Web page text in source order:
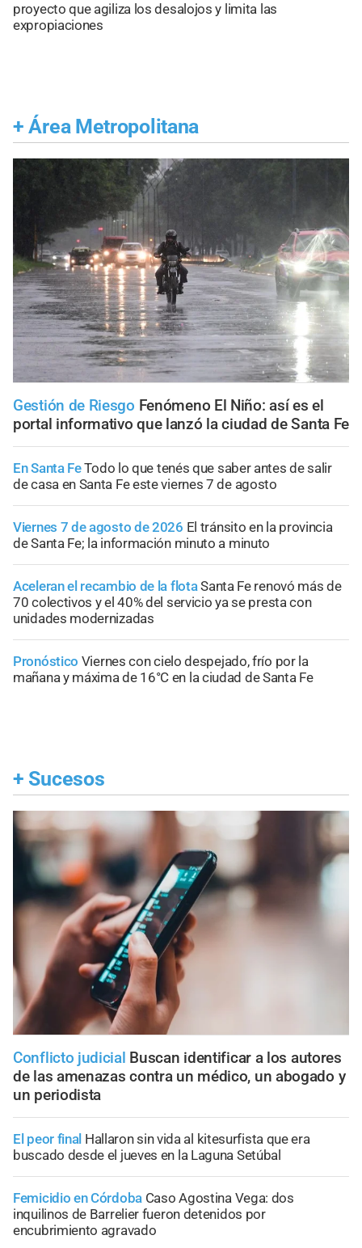
proyecto que agiliza los desalojos y limita las
expropiaciones
+ Área Metropolitana
Gestión de Riesgo Fenómeno El Niño: así es el
portal informativo que lanzó la ciudad de Santa Fe
En Santa FeTodo lo que tenés que saber antes de salir
de casa en Santa Fe este viernes 7 de agosto
Viernes 7 de agosto de 2026 El tránsito en la provincia
de Santa Fe; la información minuto a minuto
Aceleran el recambio de la flotaSanta Fe renovó más de
70 colectivos y el 40% del servicio ya se presta con
unidades modernizadas
Pronóstico Viernes con cielo despejado, frío por la
mañana y máxima de 16°C en la ciudad de Santa Fe
+ Sucesos
Conflicto judicial Buscan identificar a los autores
de las amenazas contra un médico, un abogado y
un periodista
El peor final Hallaron sin vida al kitesurfista que era
buscado desde el jueves en la Laguna Setúbal
Femicidio en Córdoba Caso Agostina Vega: dos
inquilinos de Barrelier fueron detenidos por
encubrimiento agravado